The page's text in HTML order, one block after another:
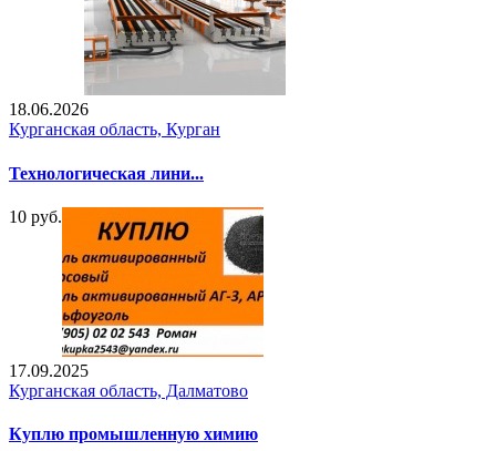
18.06.2026
Курганская область, Курган
Технологическая лини...
10 руб.
17.09.2025
Курганская область, Далматово
Куплю промышленную химию